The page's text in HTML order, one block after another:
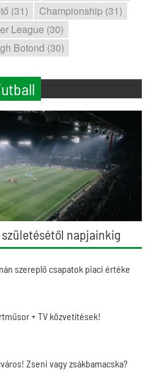
(31)
Championship (31)
League (30)
Botond (30)
napjainkig
szereplő csapatok piaci értéke
+ TV közvetítések!
Zseni vagy zsákbamacska?